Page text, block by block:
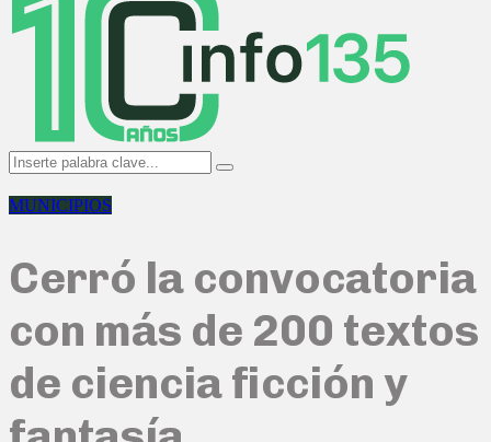
Search
for:
Search
MUNICIPIOS
Cerró la convocatoria
con más de 200 textos
de ciencia ficción y